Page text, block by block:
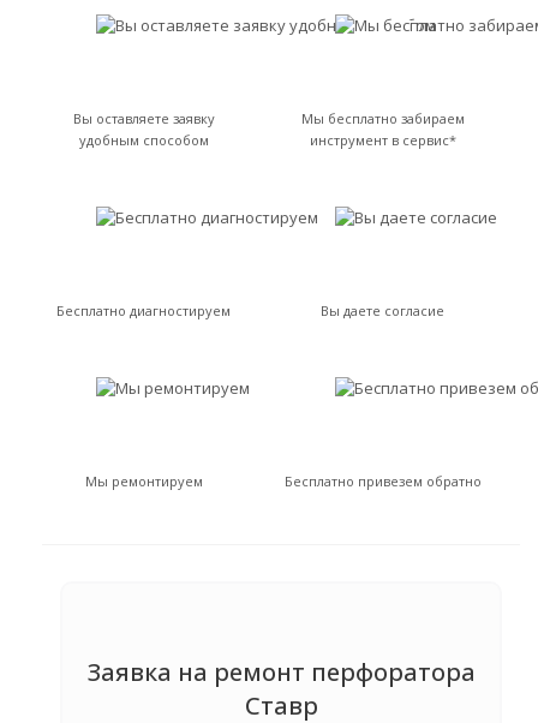
Вы оставляете заявку
удобным способом
Мы бесплатно забираем
инструмент в сервис*
Бесплатно диагностируем Вы даете согласие
Мы ремонтируем Бесплатно привезем обратно
Заявка на ремонт перфоратора
Ставр